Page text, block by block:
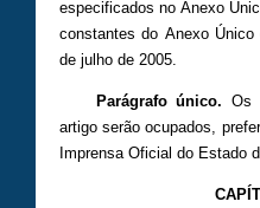
especificados no Anexo
constantes do Anexo
de julho de 2005.
Parágrafo único. Os
artigo serão ocupados,
Imprensa Oficial do Estado